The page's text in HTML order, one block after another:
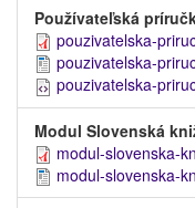
Používateľská
pouzivatelska-
pouzivatelska-
pouzivatelska-
Modul Slovenská
modul-slovenska-
modul-slovenska-